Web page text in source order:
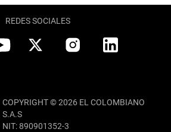
REDES SOCIALES
COPYRIGHT © 2026 EL COLOMBIANO
S.A.S
NIT: 890901352-3